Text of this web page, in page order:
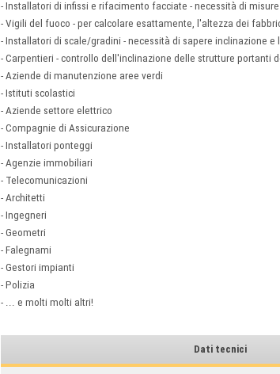
- Installatori di infissi e rifacimento facciate - necessità di
- Vigili del fuoco - per calcolare esattamente, l'altezza dei
- Installatori di scale/gradini - necessità di sapere inclinazione
- Carpentieri - controllo dell'inclinazione delle strutture portanti
- Aziende di manutenzione aree verdi
- Istituti scolastici
- Aziende settore elettrico
- Compagnie di Assicurazione
- Installatori ponteggi
- Agenzie immobiliari
- Telecomunicazioni
- Architetti
- Ingegneri
- Geometri
- Falegnami
- Gestori impianti
- Polizia
- ... e molti molti altri!
Dati tecnici